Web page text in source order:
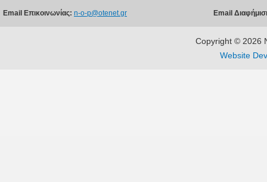
Email Επικοινωνίας: n-o-p@otenet.gr Email
Copyright © 2026
Website